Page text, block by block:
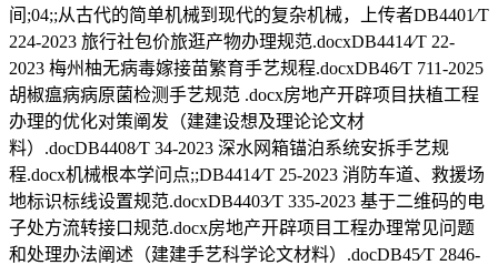
间;04;;从古代的简单机械到现代的复杂机械，上传者DB4401∕T
224-2023 旅行社包价旅逛产物办理规范.docxDB4414∕T 22-
2023 梅州柚无病毒嫁接苗繁育手艺规程.docxDB46∕T 711-2025
胡椒瘟病病原菌检测手艺规范 .docx房地产开辟项目扶植工程
办理的优化对策阐发（建建设想及理论论文材
料）.docDB4408∕T 34-2023 深水网箱锚泊系统安拆手艺规
程.docx机械根本学问点;;DB4414∕T 25-2023 消防车道、救援场
地标识标线设置规范.docxDB4403∕T 335-2023 基于二维码的电
子处方流转接口规范.docx房地产开辟项目工程办理常见问题
和处理办法阐述（建建手艺科学论文材料）.docDB45∕T 2846-